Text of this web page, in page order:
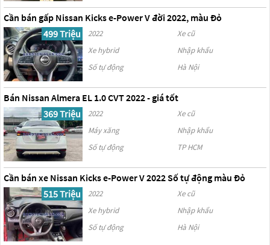
Cần bán gấp Nissan Kicks e-Power V đời 2022, màu Đỏ
499 Triệu
2022
Xe cũ
Xe hybrid
Nhập khẩu
Số tự động
Hà Nội
Bán Nissan Almera EL 1.0 CVT 2022 - giá tốt
369 Triệu
2022
Xe cũ
Máy xăng
Nhập khẩu
Số tự động
TP HCM
Cần bán xe Nissan Kicks e-Power V 2022 Số tự động màu Đỏ
515 Triệu
2022
Xe cũ
Xe hybrid
Nhập khẩu
Số tự động
Hà Nội